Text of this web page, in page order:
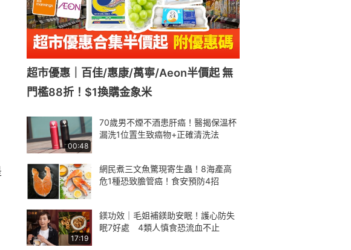
超市優惠｜百佳/惠康/萬寧/Aeon半價起 無
門檻88折！$1換購金象米
00:48
70歲男不煙不酒患肝癌！醫揭保溫杯
漏洗1位置生致癌物+正確清洗法
網民煮三文魚驚現寄生蟲！8海產高
危1種恐致膽管癌！食安預防4招
17:19
鎂功效｜毛姐補鎂助安眠！護心防失
眠7好處 4類人慎食恐流血不止